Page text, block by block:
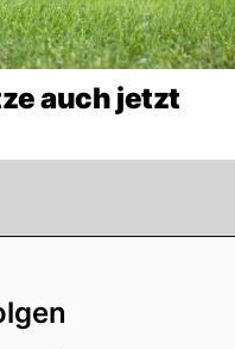
auch jetzt